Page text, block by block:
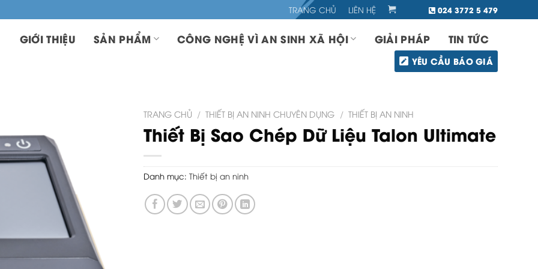
TRANG CHỦ LIÊN HỆ 024 3772 5 479
GIỚI THIỆU SẢN PHẨM CÔNG NGHỆ VÌ AN SINH XÃ HỘI GIẢI PHÁP TIN TỨC
YÊU CẦU BÁO GIÁ
TRANG CHỦ / THIẾT BỊ AN NINH CHUYÊN DỤNG / THIẾT BỊ AN NINH
Thiết Bị Sao Chép Dữ Liệu Talon Ultimate
Danh mục: Thiết bị an ninh